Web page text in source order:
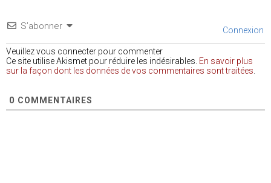
S’abonner Connexion
Veuillez vous connecter pour commenter
Ce site utilise Akismet pour réduire les indésirables. En savoir plus
sur la façon dont les données de vos commentaires sont traitées
0 COMMENTAIRES